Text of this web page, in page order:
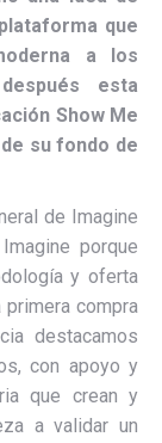
que
a los
esta
Show Me
su fondo de
de Imagine
porque
y oferta
compra
destacamos
con apoyo y
que crean y
a validar un